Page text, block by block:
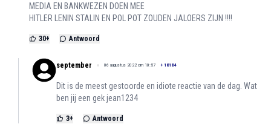
MEDIA EN BANKWEZEN DOEN MEE
HITLER LENIN STALIN EN POL POT ZOUDEN JALOERS ZIJN !!!!
30+ Antwoord
september 06 augustus 2022 om 10:57 + 18184
Dit is de meest gestoorde en idiote reactie van de dag. Wat
ben jij een gek jean1234
3+ Antwoord